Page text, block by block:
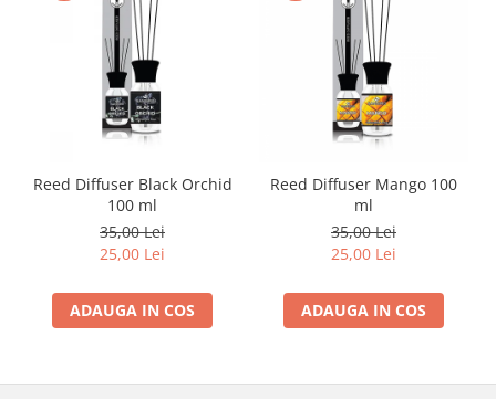
Reed Diffuser Black Orchid
100 ml
35,00 Lei
25,00 Lei
ADAUGA IN COS
Reed Diffuser Mango 100
ml
35,00 Lei
25,00 Lei
ADAUGA IN COS